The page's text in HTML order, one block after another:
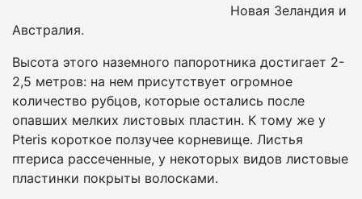
Новая Зеландия и
Австралия.
Высота этого наземного папоротника достигает 2-
2,5 метров: на нем присутствует огромное
количество рубцов, которые остались после
опавших мелких листовых пластин. К тому же у
Pteris короткое ползучее корневище. Листья
птериса рассеченные, у некоторых видов листовые
пластинки покрыты волосками.